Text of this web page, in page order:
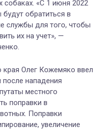
«С 1 июня 2022
обратиться в
службы для того, чтобы
их на учет», —
края Олег Кожемяко ввел
нападения
местного
поправки в
Поправки
увеличение